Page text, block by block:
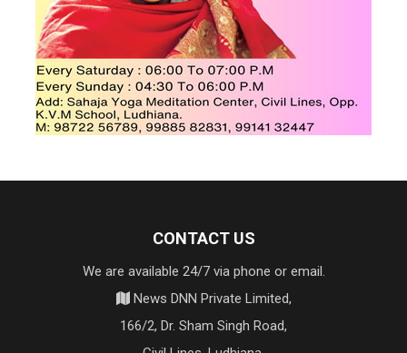
CONTACT US
We are available 24/7 via phone or email.
News DNN Private Limited,
166/2, Dr. Sham Singh Road,